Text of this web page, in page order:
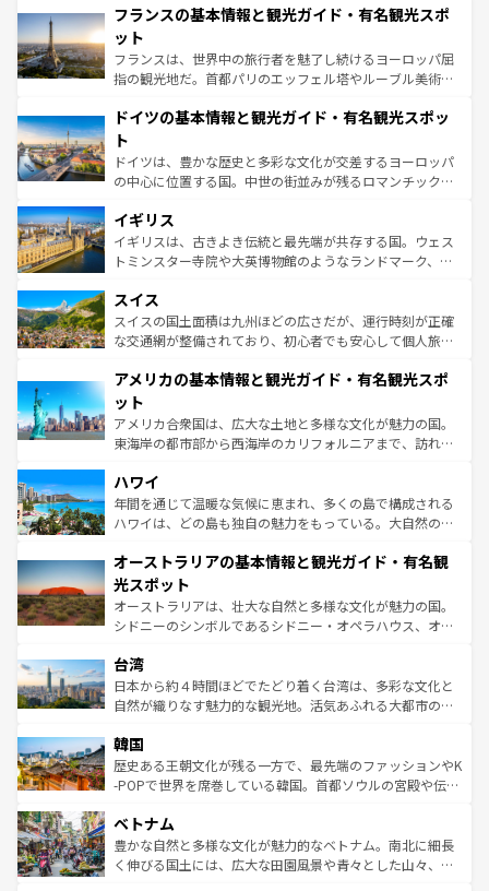
なお、新着のイタリア情報はコンテンツ一覧を参照してほ
しい。
文化が根付くこの国では、情熱的なフラメンコ、熱気あふ
れる闘牛、そして美味しいタパスが生活の一部となってい
る。首都マドリードの洗練された雰囲気や、バルセロナの
アートに溢れた街角から、地方では古代ローマ遺跡や中世
せる。地方によって風土や気候が異なるスペインはその個
ンテンツ一覧 を参照してほしい。
フランスの基本情報と観光ガイド・有名観光スポ
ット
フランスは、世界中の旅行者を魅了し続けるヨーロッパ屈
指の観光地だ。首都パリのエッフェル塔やルーブル美術館
で、幅広い魅力が詰まっている。華麗な宮殿、歴史的な大
聖堂、美しいビーチ、そして豊かな自然が、訪れる者を心
から魅了する。また、フランスは美食の国としても知ら
れ、フランス料理はユネスコ無形文化遺産にも登録されて
香り高いラベンダー畑など、多彩な楽しみ方が可能だ。さ
らに、パリ以外の地域にも魅力が溢れており、どの街角に
も豊かな歴史と文化が息づいている。パリ以外の個性あふ
を参照してほしい。
ドイツの基本情報と観光ガイド・有名観光スポッ
ト
ドイツは、豊かな歴史と多彩な文化が交差するヨーロッパ
の中心に位置する国。中世の街並みが残るロマンチック街
顔を持つこの国は、どこを歩いても飽きることがない。ベ
ルリンの文化的活気、バイエルン州のアルプスの絶景、そ
してライン川沿いのワイン畑といった風景は必見。ビール
は、お酒好きな人にはぜひ体験してほしい。 なお、新着の
ドイツ情報はコンテンツ一覧を参照してほしい。
イギリス
イギリスは、古きよき伝統と最先端が共存する国。ウェス
トミンスター寺院や大英博物館のようなランドマーク、歴
リアごとに異なる魅力がある。また、優雅なアフタヌーン
ティー、ビール好きにはたまらない英国パブ、サッカー観
戦など、本場だからこそできる体験も豊富。イギリスを旅
ンツ一覧を参照してほしい。
スイス
スイスの国土面積は九州ほどの広さだが、運行時刻が正確
な交通網が整備されており、初心者でも安心して個人旅行
の建物がそのまま残る町や、スイスならではのユニークな
博物館もあり、アルプス観光だけでなく町歩きも満喫する
ことができる。国民の所得が高いため物価も高いが、旅行
者向けの交通パス提供のサービスもあり、うまく活用すれ
着のスイス情報は
アメリカの基本情報と観光ガイド・有名観光スポ
ット
アメリカ合衆国は、広大な土地と多様な文化が魅力の国。
東海岸の都市部から西海岸のカリフォルニアまで、訪れる
のような巨大都市は、観光、ショッピング、エンターテイ
ンメントが詰まった刺激的なスポットだ。一方、アメリカ
西部には大自然が広がり、グランドキャニオンやイエロー
部のニューオーリンズでは、音楽と美食が融合した独特の
文化が魅力。旅行者はアメリカの各地域で異なる魅力を楽
しみながら、その多様性と豊かな歴史を感じることができ
るだろう。車でのロードトリップや列車の旅も、アメリカ
情報は
ハワイ
年間を通じて温暖な気候に恵まれ、多くの島で構成される
ハワイは、どの島も独自の魅力をもっている。大自然の神
ワイ島は見逃せない。また、定番の観光地といえばオアフ
島だが、静かな自然を求めるならマウイ島やカウアイ島が
おすすめ。エメラルドグリーンに輝く海をはじめ、豊かな
文化や歴史が息づいている。「アロハスピリット」と呼ば
人々、おいしいローカルフードやハワイアンミュージッ
ク、伝統的なフラダンスなど、すべてがハワイの魅力を彩
っている。訪れるたびに新しい発見と感動が待っているハ
はコンテンツ一覧
オーストラリアの基本情報と観光ガイド・有名観
光スポット
オーストラリアは、壮大な自然と多様な文化が魅力の国。
シドニーのシンボルであるシドニー・オペラハウス、オー
リアリーフや大陸中央部にそびえるウルル（エアーズロッ
ク）、タスマニアの美しい原生林やケアンズの熱帯雨林な
ど、見どころがたくさん。また、カフェやワイン、オージ
いる。アクティビティも充実しており、サーフィンやダイ
ビング、ハイキングなど、アウトドア好きにはたまらな
い。オーストラリアの多彩な魅力を存分に味わいつくそ
参照してほしい。
台湾
日本から約４時間ほどでたどり着く台湾は、多彩な文化と
自然が織りなす魅力的な観光地。活気あふれる大都市の台
ン）、静ひつな山岳地帯である台湾東部など、都市の喧騒
と山間の静けさが共存しており、訪れる人に新しい発見と
驚きをもたらしてくれる。また、奥深い台湾の食文化も魅
容にもいいと評判のスイーツなど、バラエティ豊かな料理
が味わえる。 なお、新着の台湾情報は コンテンツ一覧を参
照してほしい。
韓国
歴史ある王朝文化が残る一方で、最先端のファッションやK
-POPで世界を席巻している韓国。首都ソウルの宮殿や伝統
き、地方に足を延ばせば四季折々の自然美を楽しむことが
できる。そして、キムチや焼肉、絶品のストリートフード
まで、さまざまな韓国料理が待っている。夜には、韓国な
ベトナム
豊かな自然と多様な文化が魅力的なベトナム。南北に細長
く伸びる国土には、広大な田園風景や青々とした山々、世